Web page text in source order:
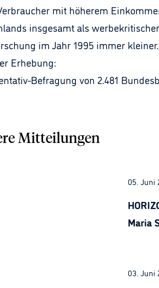
mit höherem
insgesamt als
im Jahr 1995 immer kleiner.
Erhebung:
Befragung von 2.481
Mitteilungen
05. Juni
Maria
03. Juni